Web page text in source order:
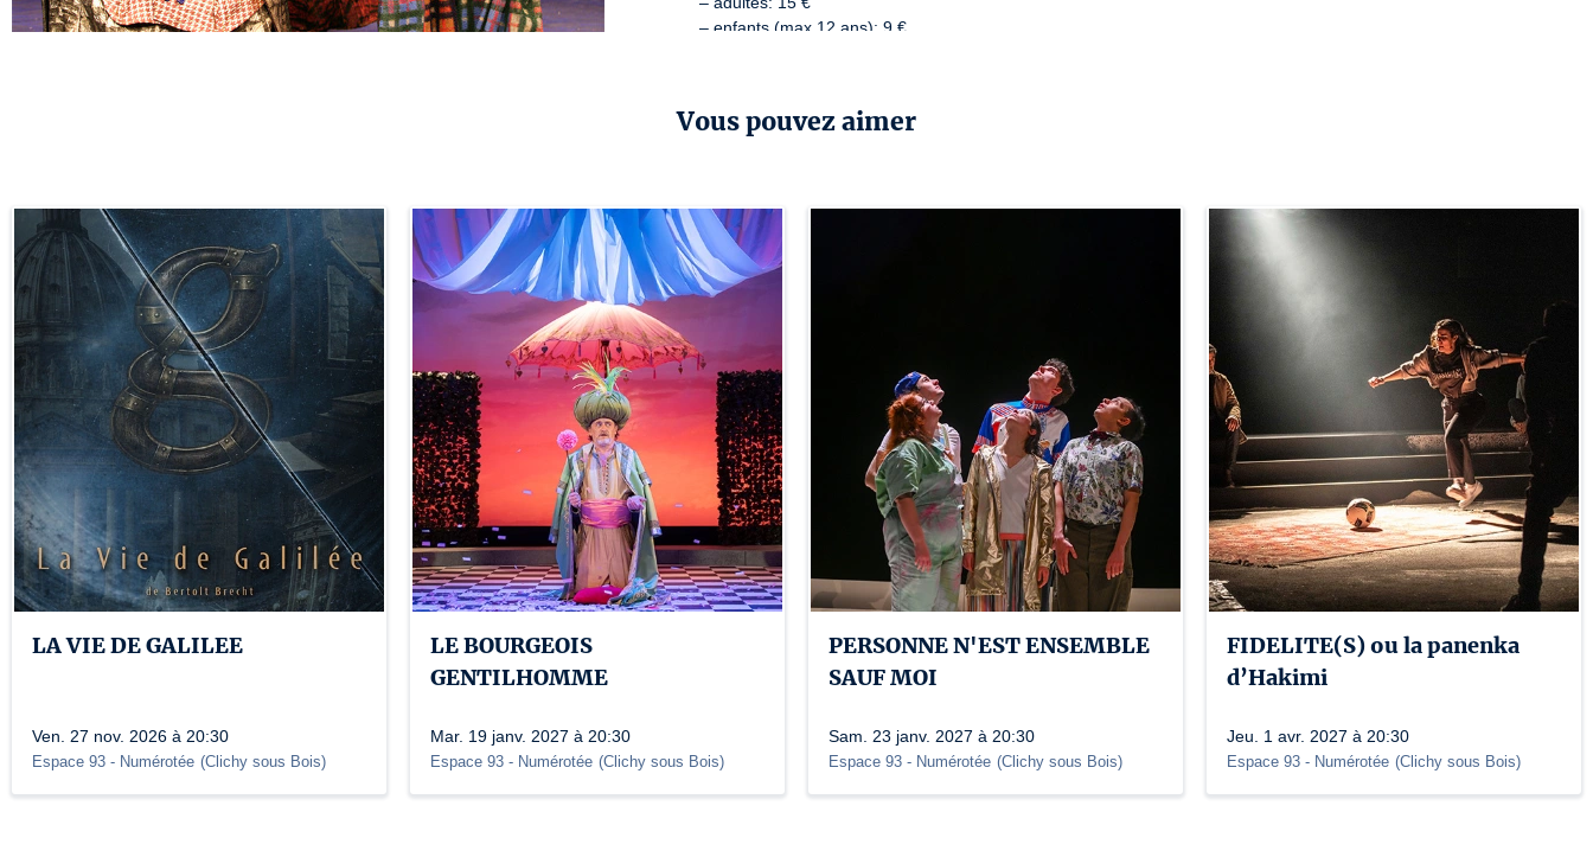
– enfants (max 12 ans): 9 €
Vous pouvez aimer
LA VIE DE GALILEE
Ven. 27 nov. 2026 à 20:30
Espace 93 - Numérotée (Clichy sous Bois)
LE BOURGEOIS
GENTILHOMME
Mar. 19 janv. 2027 à 20:30
Espace 93 - Numérotée (Clichy sous Bois)
PERSONNE N'EST ENSEMBLE
SAUF MOI
Sam. 23 janv. 2027 à 20:30
Espace 93 - Numérotée (Clichy sous Bois)
FIDELITE(S) ou la panenka
d’Hakimi
Jeu. 1 avr. 2027 à 20:30
Espace 93 - Numérotée (Clichy sous Bois)